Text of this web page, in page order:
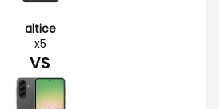
altice
x5
VS